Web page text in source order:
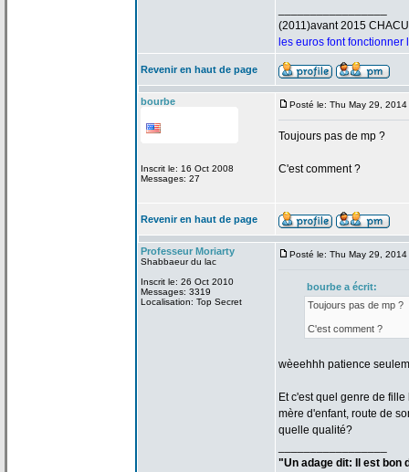
(2011)avant 2015
les euros font fonctionner
Revenir en haut de page
bourbe
Inscrit le: 16 Oct 2008
Messages: 27
Posté le: Thu May 29,
Toujours pas de mp ?
C'est comment ?
Revenir en haut de page
Professeur Moriarty
Shabbaeur du lac
Inscrit le: 26 Oct 2010
Messages: 3319
Localisation: Top Secret
Posté le: Thu May 29,
bourbe a écrit:
Toujours pas de mp ?
C'est comment ?
wèeehhh patience
Et c'est quel genre de fille
mère d'enfant, route de
quelle qualité?
"Un adage dit: Il est bon